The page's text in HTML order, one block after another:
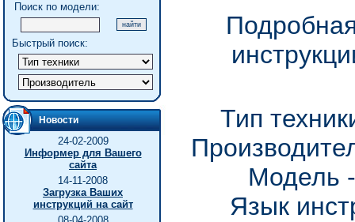
Поиск по модели:
Быстрый поиск:
Новости
24-02-2009
Информер для Вашего
сайта
14-11-2008
Загрузка Ваших
инструкций на сайт
Тип
Модель
Язык